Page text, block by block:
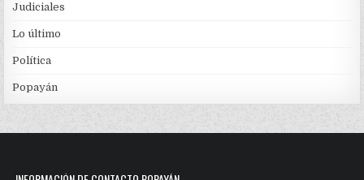
Judiciales
Lo último
Política
Popayán